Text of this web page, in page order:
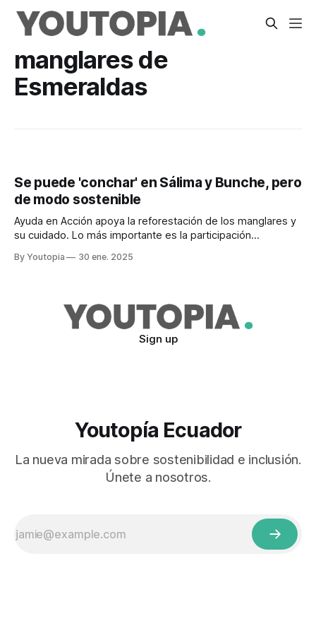
manglares de
Esmeraldas
Se puede 'conchar' en Sálima y Bunche, pero
de modo sostenible
Ayuda en Acción apoya la reforestación de los manglares y
su cuidado. Lo más importante es la participación
By Youtopia 30 ene. 2025
Sign up
Youtopía Ecuador
La nueva mirada sobre sostenibilidad e inclusión.
Únete a nosotros.